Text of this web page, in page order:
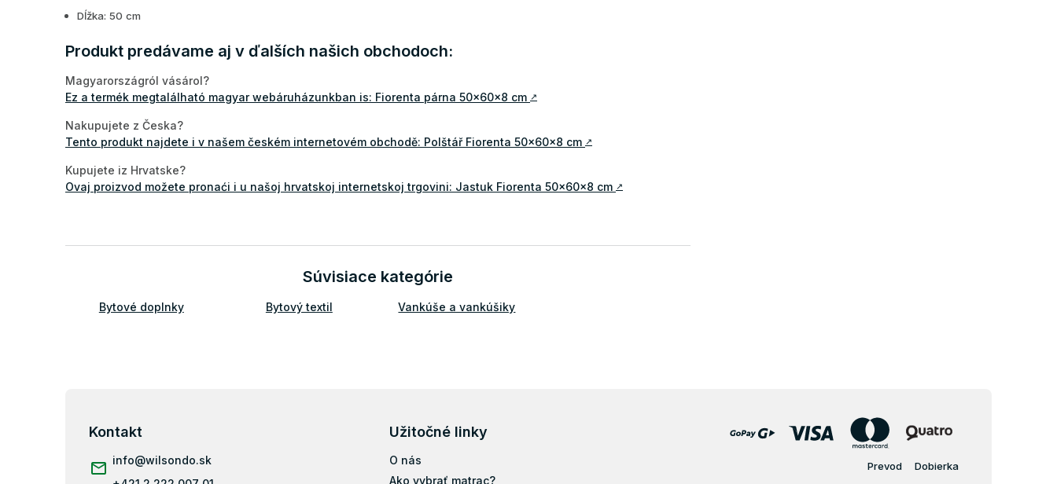
Dĺžka: 50 cm
Produkt predávame aj v ďalších našich obchodoch:
Magyarországról vásárol?
Ez a termék megtalálható magyar webáruházunkban is: Fiorenta párna 50x60x8 cm ↗
Nakupujete z Česka?
Tento produkt najdete i v našem českém internetovém obchodě: Polštář Fiorenta 50x60x8 cm ↗
Kupujete iz Hrvatske?
Ovaj proizvod možete pronaći i u našoj hrvatskoj internetskoj trgovini: Jastuk Fiorenta 50x60x8 cm ↗
Súvisiace kategórie
Bytové doplnky Bytový textil Vankúše a vankúšiky
Kontakt
info@wilsondo.sk
Užitočné linky
O nás
Ako vybrať matrac?
Prevod Dobierka